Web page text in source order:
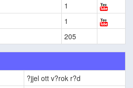
1
1
205
?jjel ott v?rok r?d